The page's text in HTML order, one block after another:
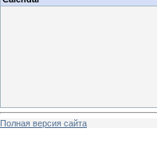
Полная версия сайта